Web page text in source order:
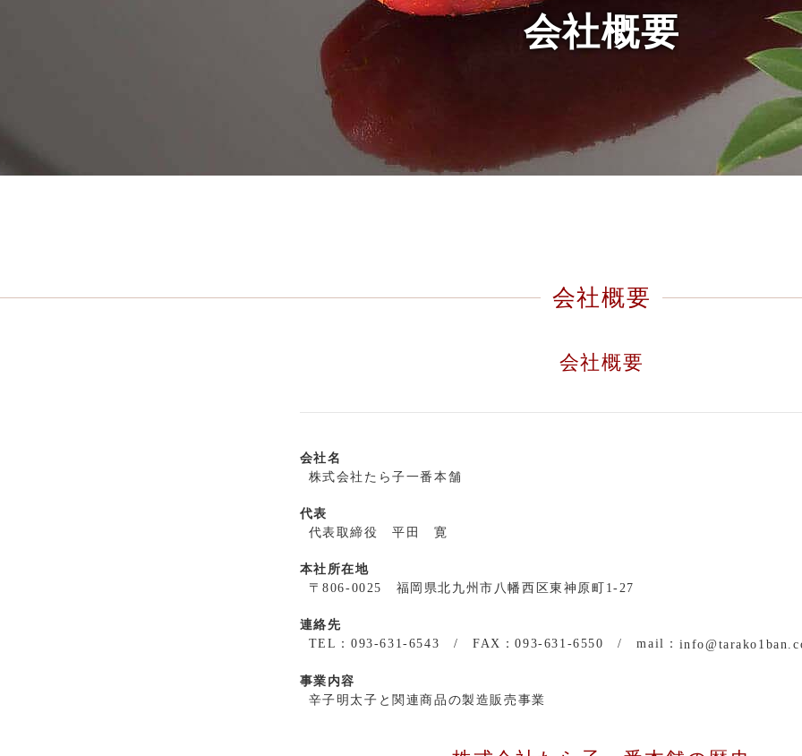
会社概要
会社概要
会社概要
会社名
株式会社たら子一番本舗
代表
代表取締役 平田 寛
本社所在地
〒806-0025 福岡県北九州市八幡西区東神原町1-27
連絡先
TEL：093-631-6543 / FAX：093-631-6550 / mail：
事業内容
辛子明太子と関連商品の製造販売事業